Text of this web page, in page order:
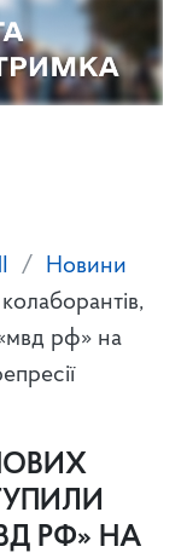
Новини
рф» на
РФ» НА